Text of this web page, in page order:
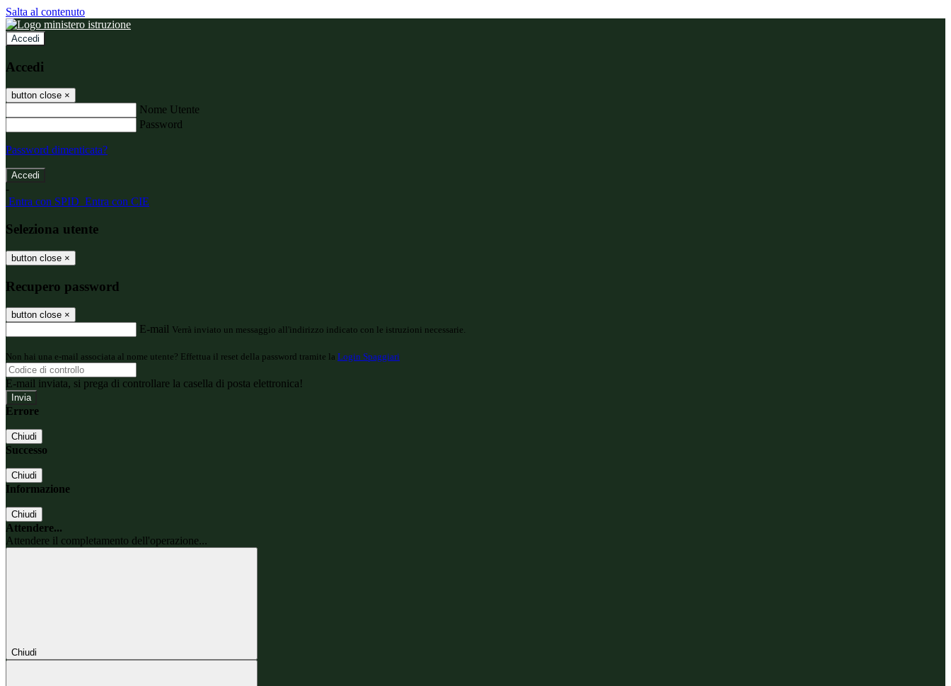
Salta al contenuto
Accedi
Accedi
button close ×
Nome Utente
Password
Password dimenticata?
-
Entra con SPID Entra con CIE
Seleziona utente
button close ×
Recupero password
button close ×
E-mail Verrà inviato un messaggio all'indirizzo indicato con le istruzioni necessarie.
Non hai una e-mail associata al nome utente? Effettua il reset della password tramite la Login Spaggiari
E-mail inviata, si prega di controllare la casella di posta elettronica!
Errore
Chiudi
Successo
Chiudi
Informazione
Chiudi
Attendere...
Attendere il completamento dell'operazione...
Chiudi